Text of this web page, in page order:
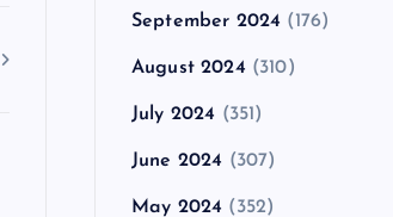
September 2024 (176)
August 2024 (310)
July 2024 (351)
June 2024 (307)
May 2024 (352)